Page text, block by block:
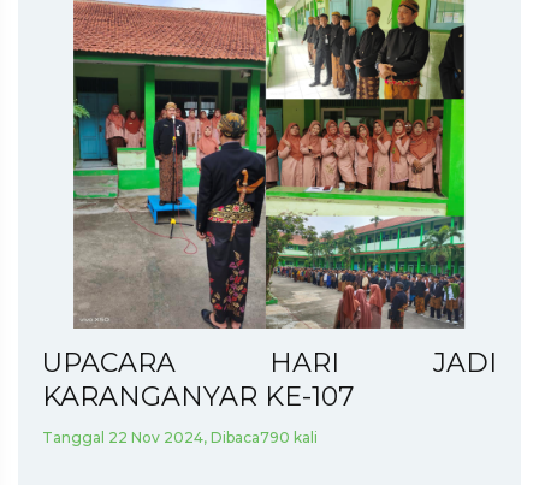
UPACARA HARI JADI
KARANGANYAR KE-107
Tanggal 22 Nov 2024, Dibaca790 kali